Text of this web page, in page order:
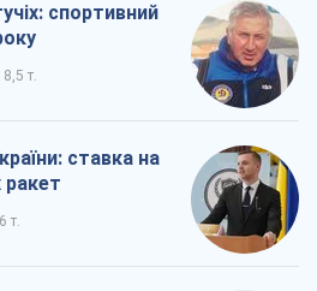
спортивний
8,5 т.
ставка на
ракет
т.